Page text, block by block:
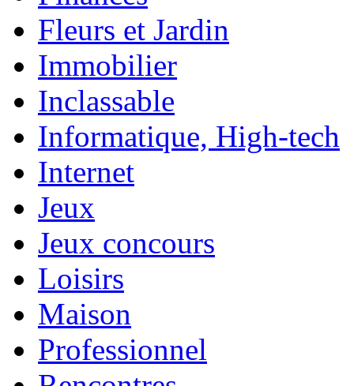
Fleurs et Jardin
Immobilier
Inclassable
Informatique, High-tech
Internet
Jeux
Jeux concours
Loisirs
Maison
Professionnel